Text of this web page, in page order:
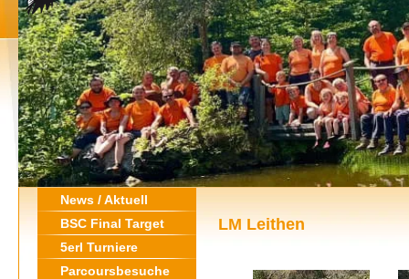
News / Aktuell
BSC Final Target
5erl Turniere
Parcoursbesuche
LM Leithen